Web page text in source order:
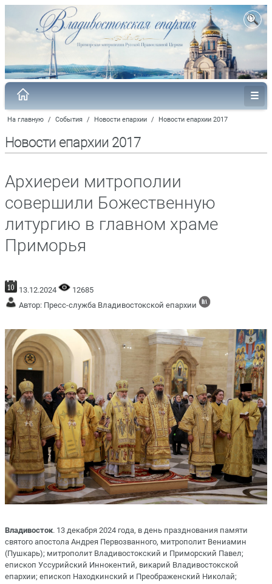
На главную / События / Новости епархии / Новости епархии 2017
Новости епархии 2017
Архиереи митрополии
совершили Божественную
литургию в главном храме
Приморья
13.12.2024
12685
Автор: Пресс-служба Владивостокской епархии
Владивосток. 13 декабря 2024 года, в день празднования памяти
святого апостола Андрея Первозванного, митрополит Вениамин
(Пушкарь); митрополит Владивостокский и Приморский Павел;
епископ Уссурийский Иннокентий, викарий Владивостокской
епархии; епископ Находкинский и Преображенский Николай;